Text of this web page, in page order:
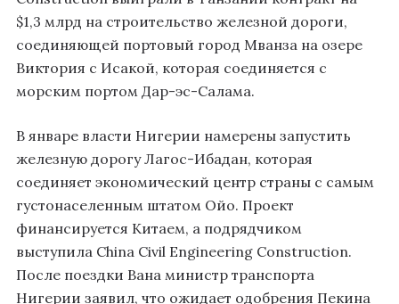
$1,3 млрд на строительство железной дороги,
соединяющей портовый город Мванза на озере
Виктория с Исакой, которая соединяется с
морским портом Дар-эс-Салама.
В январе власти Нигерии намерены запустить
железную дорогу Лагос-Ибадан, которая
соединяет экономический центр страны с самым
густонаселенным штатом Ойо. Проект
финансируется Китаем, а подрядчиком
выступила China Civil Engineering Construction.
После поездки Вана министр транспорта
Нигерии заявил, что ожидает одобрения Пекина